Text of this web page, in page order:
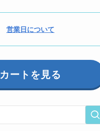
営業日について
カートを見る